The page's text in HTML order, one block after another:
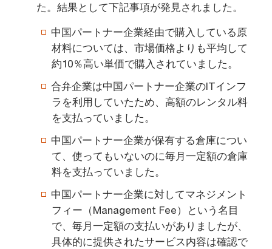
た。結果として下記事項が発見されました。
中国パートナー企業経由で購入している原
材料については、市場価格よりも平均して
約10％高い単価で購入されていました。
合弁企業は中国パートナー企業のITインフ
ラを利用していたため、高額のレンタル料
を支払っていました。
中国パートナー企業が保有する倉庫につい
て、使ってもいないのに毎月一定額の倉庫
料を支払っていました。
中国パートナー企業に対してマネジメント
フィー（Management Fee）という名目
で、毎月一定額の支払いがありましたが、
具体的に提供されたサービス内容は確認で